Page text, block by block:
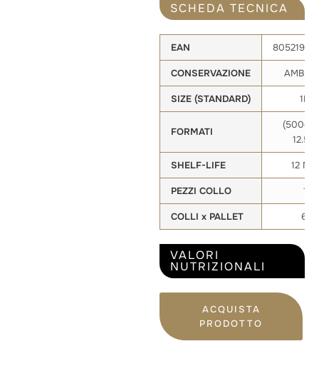
SCHEDA TECNICA
EAN
CONSERVAZIONE
SIZE (STANDARD) 1KG
FORMATI
(500g,
SHELF-LIFE 12
PEZZI COLLO 12
COLLI x PALLET 60
VALORI
NUTRIZIONALI
ACQUISTA
PRODOTTO